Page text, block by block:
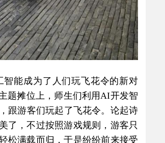
能成为了人们玩飞花令的新对
题摊位上，师生们利用AI开发智
跟游客们玩起了飞花令。论起诗
了，不过按照游戏规则，游客只
松满载而归，于是纷纷前来接受